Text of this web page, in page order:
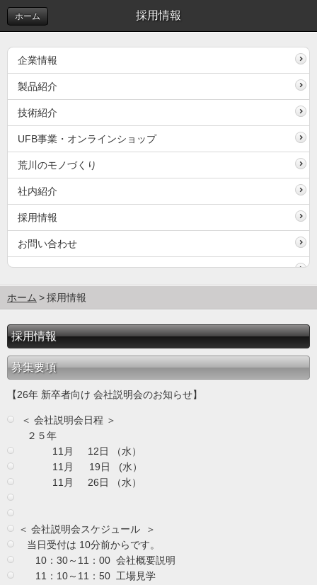
採用情報
ホーム
企業情報
製品紹介
技術紹介
UFB事業・オンラインショップ
荒川のモノづくり
社内紹介
採用情報
お問い合わせ
ホーム 採用情報
採用情報
募集要項
【26年 新卒者向け 会社説明会のお知らせ】
＜ 会社説明会日程 ＞
２５年
11月 12日 （水）
11月 19日 (水）
11月 26日 （水）
＜ 会社説明会スケジュール ＞
当日受付は 10分前からです。
10：30～11：00 会社概要説明
11：10～11：50 工場見学